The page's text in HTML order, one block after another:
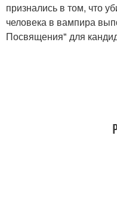
признались в том, что
человека в вампира
Посвящения" для